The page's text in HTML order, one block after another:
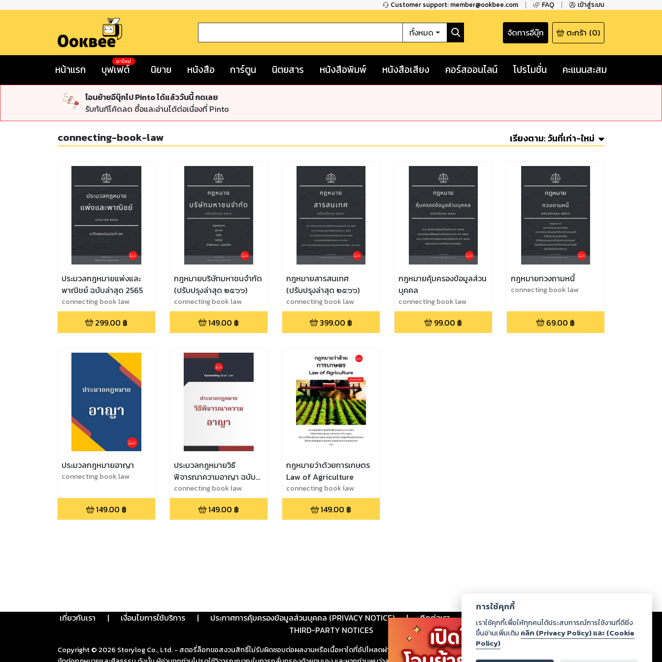
Customer support: member@ookbee.com FAQ เข้าสู่ระบบ
ทั้งหมด จัดการอีบุ๊ก ตะกร้า (0)
หน้าแรก บุฟเฟต์
มาใหม่
นิยาย หนังสือ การ์ตูน นิตยสาร หนังสือพิมพ์ หนังสือเสียง คอร์สออนไลน์ โปรโมชั่น คะแนนสะสม
โอนย้ายอีบุ๊กไป Pinto ได้แล้ววันนี้ กดเลย
รับทันทีโค้ดลด ซื้อและอ่านได้ต่อเนื่องที่ Pinto
connecting-book-law เรียงตาม:วันที่เก่า-ใหม่
ประมวลกฎหมายแพ่งและ
พาณิชย์ ฉบับล่าสุด 2565
connecting book law
299.00 ฿
กฎหมายบริษัทมหาชนจำกัด
(ปรับปรุงล่าสุด ๒๕๖๖)
connecting book law
149.00 ฿
กฎหมายสารสนเทศ
(ปรับปรุงล่าสุด ๒๕๖๖)
connecting book law
399.00 ฿
กฎหมายคุ้มครองข้อมูลส่วน
บุคคล
connecting book law
99.00 ฿
กฎหมายทวงถามหนี้
connecting book law
69.00 ฿
ประมวลกฎหมายอาญา
connecting book law
149.00 ฿
ประมวลกฎหมายวิธี
พิจารณาความอาญา ฉบับ
ล่าสุด
connecting book law
149.00 ฿
กฎหมายว่าด้วยการเกษตร
Law of Agriculture
connecting book law
149.00 ฿
เกี่ยวกับเรา | เงื่อนไขการใช้บริการ | ประกาศการคุ้มครองข้อมูลส่วนบุคคล (PRIVACY NOTICE) | ติดต่อเรา ร่วมงานกับเรา ดาวน์โหลด
THIRD-PARTY NOTICES
Copyright © 2026 Storylog Co., Ltd. - สตอรี่ล็อกขอสงวนสิทธิ์ไม่รับผิดชอบต่อผลงานหรือเนื้อหาใดที่อัปโหลดผ่านเว็บไซต์และปรากฏว่าละเมิดสิทธิในทรัพย์สินทางปัญญาของบุคคลอื่นหรือ
การใช้คุกกี้
เราใช้คุกกี้เพื่อให้ทุกคนได้ประสบการณ์การใช้งานที่ดียิ่ง
ขึ้นอ่านเพิ่มเติม คลิก (Privacy Policy) และ (Cookie
Policy)